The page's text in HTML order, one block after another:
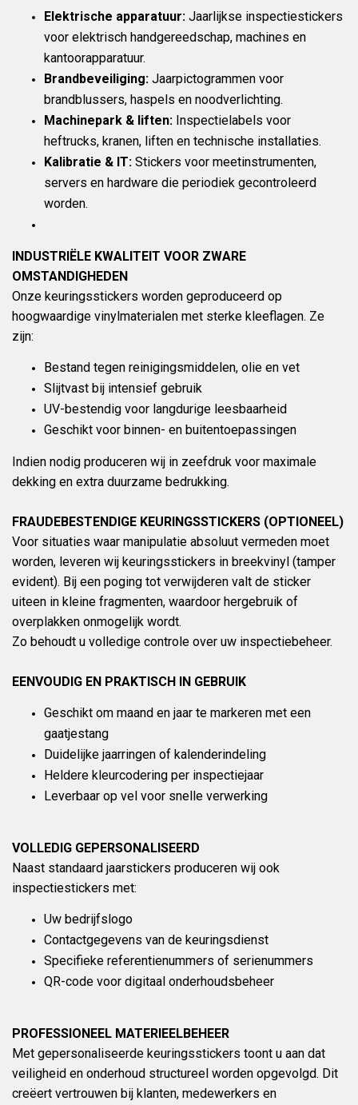
Elektrische apparatuur: Jaarlijkse inspectiestickers
voor elektrisch handgereedschap, machines en
kantoorapparatuur.
Brandbeveiliging: Jaarpictogrammen voor
brandblussers, haspels en noodverlichting.
Machinepark & liften: Inspectielabels voor
heftrucks, kranen, liften en technische installaties.
Kalibratie & IT: Stickers voor meetinstrumenten,
servers en hardware die periodiek gecontroleerd
worden.
INDUSTRIËLE KWALITEIT VOOR ZWARE
OMSTANDIGHEDEN
Onze keuringsstickers worden geproduceerd op
hoogwaardige vinylmaterialen met sterke kleeflagen. Ze
zijn:
Bestand tegen reinigingsmiddelen, olie en vet
Slijtvast bij intensief gebruik
UV-bestendig voor langdurige leesbaarheid
Geschikt voor binnen- en buitentoepassingen
Indien nodig produceren wij in zeefdruk voor maximale
dekking en extra duurzame bedrukking.
FRAUDEBESTENDIGE KEURINGSSTICKERS (OPTIONEEL)
Voor situaties waar manipulatie absoluut vermeden moet
worden, leveren wij keuringsstickers in breekvinyl (tamper
evident). Bij een poging tot verwijderen valt de sticker
uiteen in kleine fragmenten, waardoor hergebruik of
overplakken onmogelijk wordt.
Zo behoudt u volledige controle over uw inspectiebeheer.
EENVOUDIG EN PRAKTISCH IN GEBRUIK
Geschikt om maand en jaar te markeren met een
gaatjestang
Duidelijke jaarringen of kalenderindeling
Heldere kleurcodering per inspectiejaar
Leverbaar op vel voor snelle verwerking
VOLLEDIG GEPERSONALISEERD
Naast standaard jaarstickers produceren wij ook
inspectiestickers met:
Uw bedrijfslogo
Contactgegevens van de keuringsdienst
Specifieke referentienummers of serienummers
QR-code voor digitaal onderhoudsbeheer
PROFESSIONEEL MATERIEELBEHEER
Met gepersonaliseerde keuringsstickers toont u aan dat
veiligheid en onderhoud structureel worden opgevolgd. Dit
creëert vertrouwen bij klanten, medewerkers en